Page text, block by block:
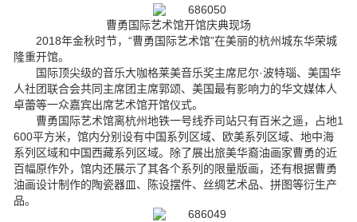
曹勇国际艺术馆开馆庆典现场
2018年金秋时节，“曹勇国际艺术馆”在美丽的杭州城东华荣城
隆重开馆。
国际顶尖级的音乐大咖格莱美音乐奖主席尼尔·波特瑙、美国华
人社团联合会共同主席团主席郭颂、美国最有影响力的华文媒体人
卓蕾等一众嘉宾出席艺术馆开馆仪式。
曹勇国际艺术馆离杭州地铁一号线乔司站只有百米之遥，占地1
600平方米，馆内分别设有中国系列区域、欧美系列区域、地中海
系列区域和中国西藏系列区域。除了展出旅美华裔油画家曹勇的近
百幅原作外，馆内还展示了其各个系列的限量版画，还有根据曹勇
油画设计制作的陶瓷器皿、陈设摆件、丝绸艺术品、拼图等衍生产
品。